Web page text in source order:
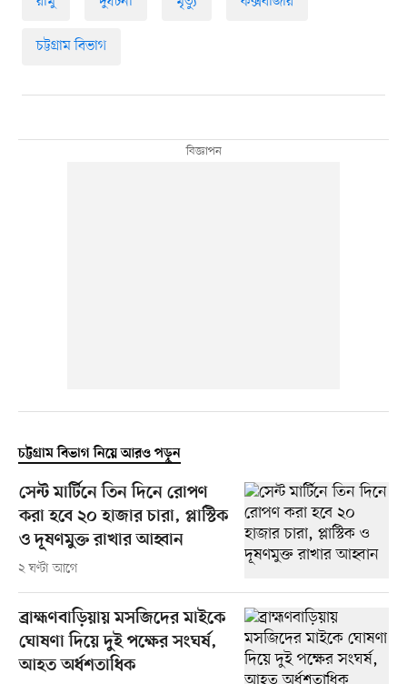
চট্টগ্রাম বিভাগ
চট্টগ্রাম বিভাগ নিয়ে আরও পড়ুন
সেন্ট মার্টিনে তিন দিনে রোপণ
করা হবে ২০ হাজার চারা, প্লাস্টিক
ও দূষণমুক্ত রাখার আহ্বান
২ ঘণ্টা আগে
ব্রাহ্মণবাড়িয়ায় মসজিদের মাইকে
ঘোষণা দিয়ে দুই পক্ষের সংঘর্ষ,
আহত অর্ধশতাধিক